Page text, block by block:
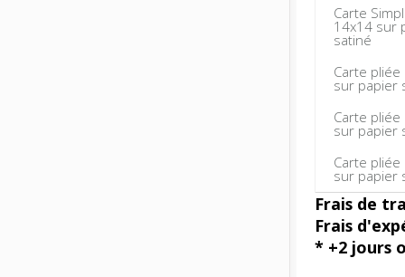
Carte
14x14 sur
satiné
Carte
sur papier
Carte
sur papier
Carte
sur papier
Frais de
Frais
* +2 jours